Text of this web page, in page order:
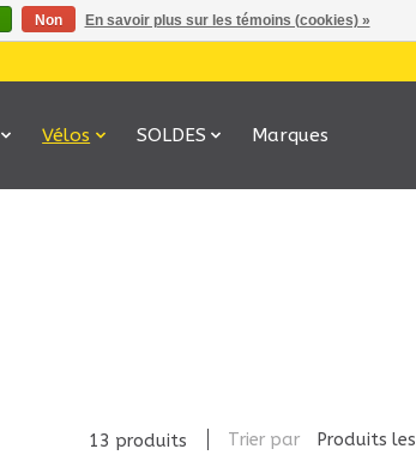
Vélos SOLDES Marques
13 produits Trier par Produits
Non En savoir plus sur les témoins (cookies) »